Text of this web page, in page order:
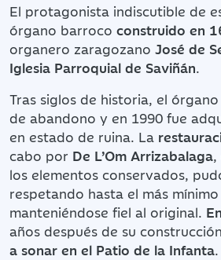
El protagonista indiscutible de
órgano barroco construido en
organero zaragozano José de
Iglesia Parroquial de Saviñán.
Tras siglos de historia, el
de abandono y en 1990 fue
en estado de ruina. La
cabo por De L’Om Arrizabalaga,
los elementos conservados,
respetando hasta el más
manteniéndose fiel al original.
años después de su
a sonar en el Patio de la Infanta.